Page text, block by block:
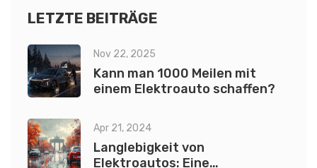
LETZTE BEITRÄGE
Nov 22, 2025
Kann man 1000 Meilen mit
einem Elektroauto schaffen?
Apr 21, 2024
Langlebigkeit von
Elektroautos: Eine